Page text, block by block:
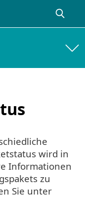
wird in
Informationen
zu
Sie unter